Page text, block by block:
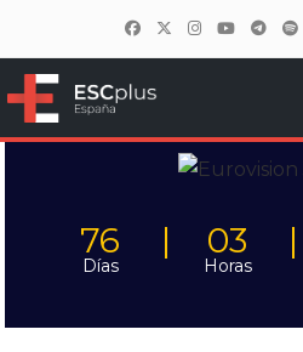
ESCplus España
76
Días
03
Horas